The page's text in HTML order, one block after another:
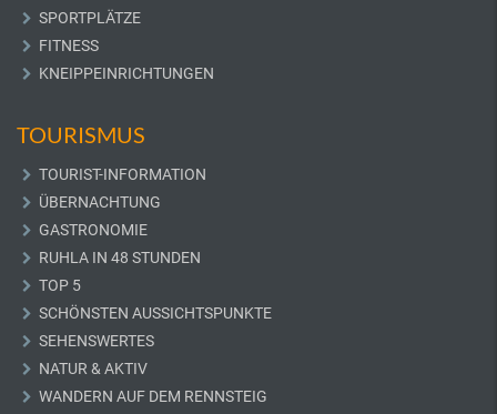
SPORTPLÄTZE
FITNESS
KNEIPPEINRICHTUNGEN
TOURISMUS
TOURIST-INFORMATION
ÜBERNACHTUNG
GASTRONOMIE
RUHLA IN 48 STUNDEN
TOP 5
SCHÖNSTEN AUSSICHTSPUNKTE
SEHENSWERTES
NATUR & AKTIV
WANDERN AUF DEM RENNSTEIG